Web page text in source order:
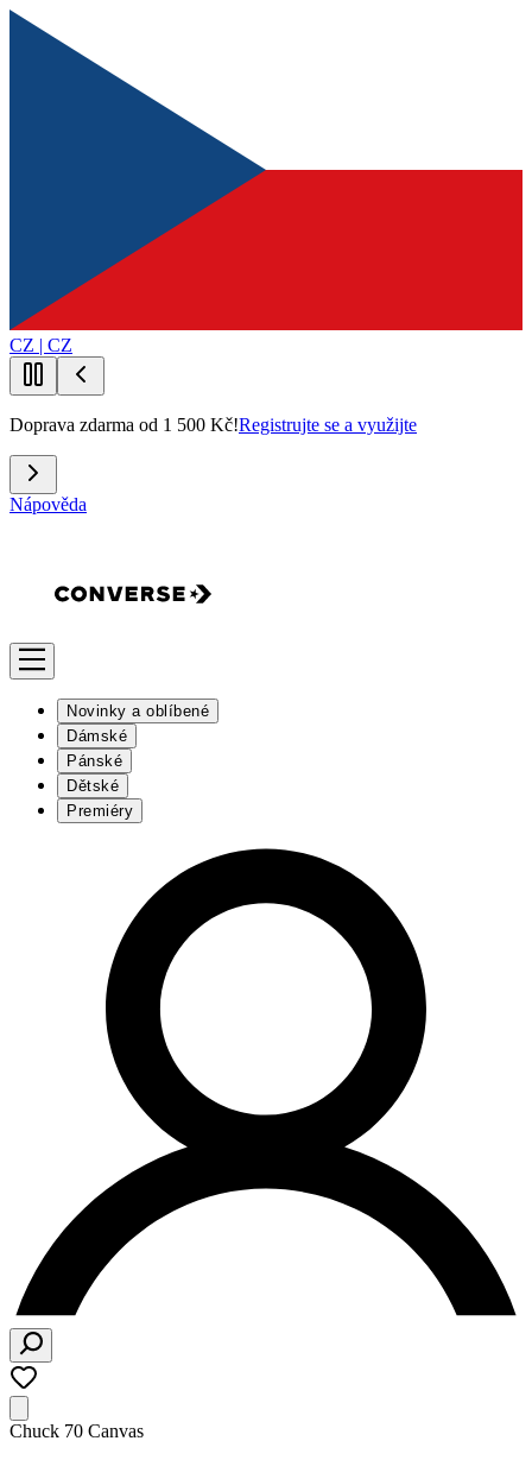
CZ | CZ
Doprava zdarma od 1 500 Kč!Registrujte se a využijte
Nápověda
Novinky a oblíbené
Dámské
Pánské
Dětské
Premiéry
Chuck 70 Canvas